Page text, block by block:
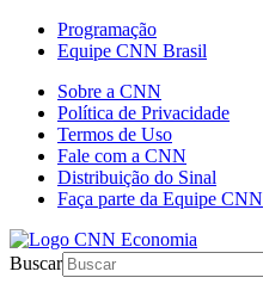
Programação
Equipe CNN Brasil
Sobre a CNN
Política de Privacidade
Termos de Uso
Fale com a CNN
Distribuição do Sinal
Faça parte da Equipe CNN
Buscar